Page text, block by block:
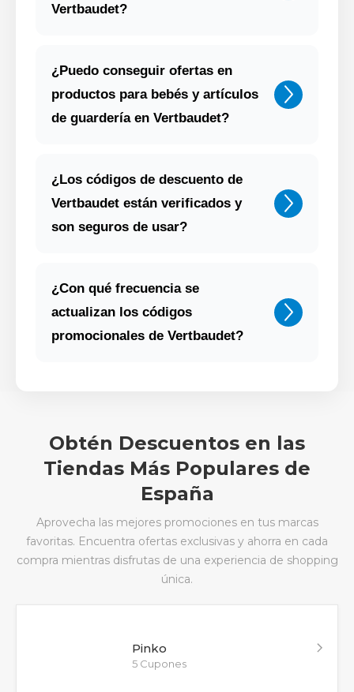
Vertbaudet?
¿Puedo conseguir ofertas en
productos para bebés y artículos
de guardería en Vertbaudet?
¿Los códigos de descuento de
Vertbaudet están verificados y
son seguros de usar?
¿Con qué frecuencia se
actualizan los códigos
promocionales de Vertbaudet?
Obtén Descuentos en las
Tiendas Más Populares de
España
Aprovecha las mejores promociones en tus marcas
favoritas. Encuentra ofertas exclusivas y ahorra en cada
compra mientras disfrutas de una experiencia de shopping
única.
Pinko
5 Cupones